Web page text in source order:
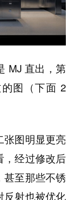
MJ 直出，第
图（下面 2
张图明显更亮
，经过修改后
甚至那些不锈
反射也被优化